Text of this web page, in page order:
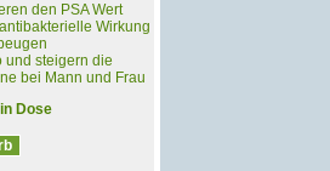
den PSA Wert
Wirkung
und steigern die
bei Mann und Frau
Dose